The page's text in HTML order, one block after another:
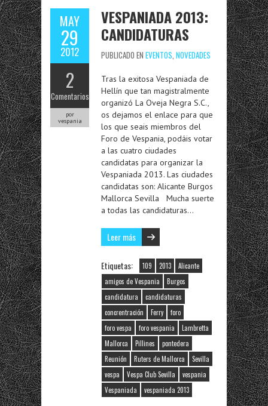
MAY
29
2012
2
Comentarios
por
vespania
VESPANIADA 2013:
CANDIDATURAS
PUBLICADO EN EVENTOS, NOVEDADES
Tras la exitosa Vespaniada de
Hellín que tan magistralmente
organizó La Oveja Negra S.C.,
os dejamos el enlace para que
los que seais miembros del
Foro de Vespania, podáis votar
a las cuatro ciudades
candidatas para organizar la
Vespaniada 2013. Las ciudades
candidatas son: Alicante Burgos
Mallorca Sevilla Mucha suerte
a todas las candidaturas…
Leer más
Etiquetas: 109 2013
Alicante
amigos de Vespania
Burgos
candidatura
candidaturas
concrentración
Ferry
foro
foro vespa
foro vespania
Lambretta
Mallorca
Pillines
pontedera
Reunión
Ruters de Mallorca
Sevilla
vespa
Vespa Club Sevilla
vespania
Vespaniada
vespaniada 2013